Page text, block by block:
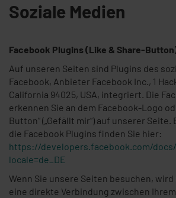
Soziale Medien
Facebook Plugins (Like & Share-
Auf unseren Seiten sind Plugins des
Facebook, Anbieter Facebook Inc., 1
California 94025, USA, integriert. Die
erkennen Sie an dem Facebook-Logo
Button“ („Gefällt mir“) auf unserer
die Facebook Plugins finden Sie hier:
https://developers.facebook.com/
locale=de_DE
Wenn Sie unsere Seiten besuchen, wird
eine direkte Verbindung zwischen